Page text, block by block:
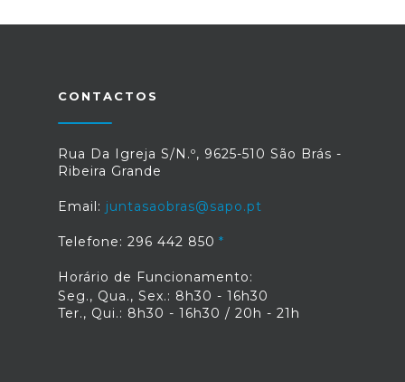
CONTACTOS
Rua Da Igreja S/N.º, 9625-510 São Brás -
Ribeira Grande
Email: juntasaobras@sapo.pt
Telefone: 296 442 850
Horário de Funcionamento:
Seg., Qua., Sex.: 8h30 - 16h30
Ter., Qui.: 8h30 - 16h30 / 20h - 21h